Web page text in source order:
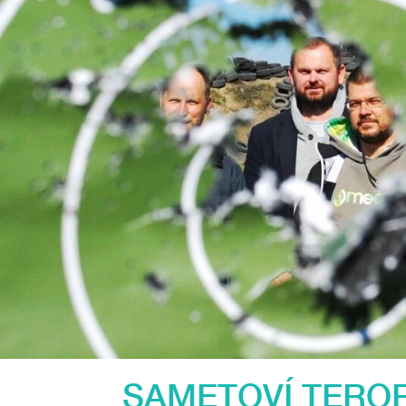
SAMETOVÍ